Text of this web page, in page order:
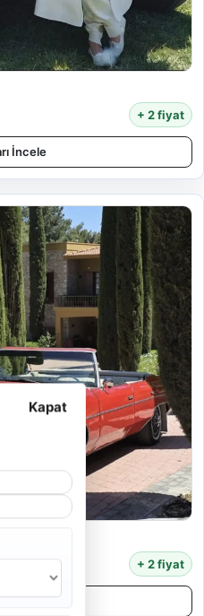
Kapat
+ 2 fiyat
İncele
+ 2 fiyat
İncele